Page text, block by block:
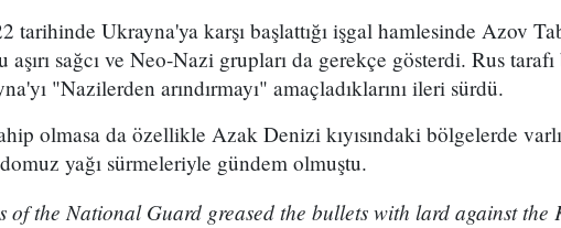
tarihinde Ukrayna'ya karşı başlattığı işgal hamlesinde Azov
aşırı sağcı ve Neo-Nazi grupları da gerekçe gösterdi. Rus
"Nazilerden arındırmayı" amaçladıklarını ileri sürdü.
olmasa da özellikle Azak Denizi kıyısındaki bölgelerde
yağı sürmeleriyle gündem olmuştu.
of the National Guard greased the bullets with lard against the